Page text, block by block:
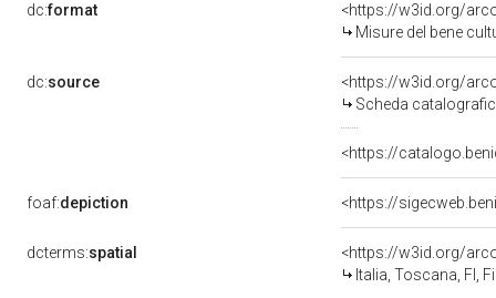
dc:format
<https://w3id.org/
Misure del bene
dc:source
<https://w3id.org/
Scheda
<https://
foaf:depiction <https://
dcterms:spatial
<https://w3id.org/
Italia, Toscana, FI,